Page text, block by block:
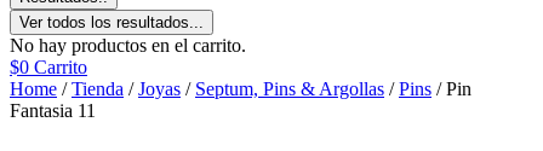
Ver todos los resultados...
No hay productos en el carrito.
$0 Carrito
Home /Tienda /Joyas / Septum, Pins & Argollas /Pins / Pin
Fantasia 11